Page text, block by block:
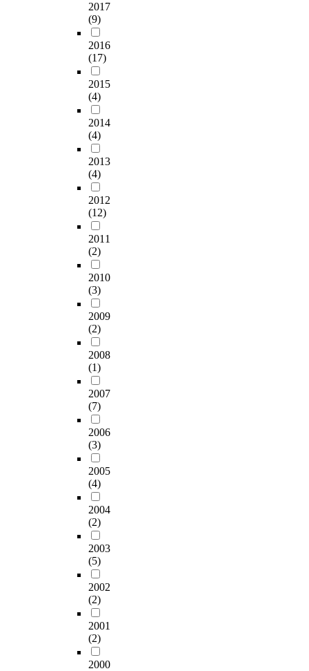
2017
(9)
2016
(17)
2015
(4)
2014
(4)
2013
(4)
2012
(12)
2011
(2)
2010
(3)
2009
(2)
2008
(1)
2007
(7)
2006
(3)
2005
(4)
2004
(2)
2003
(5)
2002
(2)
2001
(2)
2000